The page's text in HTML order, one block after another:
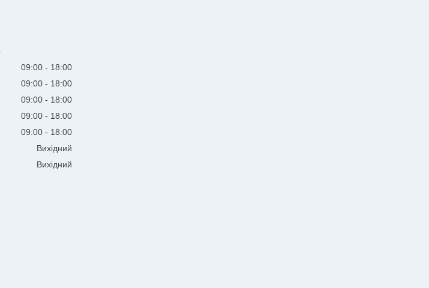
09:00
18:00
09:00
18:00
09:00
18:00
09:00
18:00
09:00
18:00
Вихідний
Вихідний